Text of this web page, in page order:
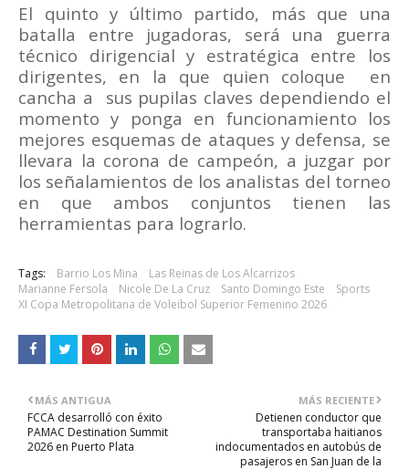
El quinto y último partido, más que una
batalla entre jugadoras, será una guerra
técnico dirigencial y estratégica entre los
dirigentes, en la que quien coloque
en
cancha a
sus pupilas claves dependiendo el
momento y ponga en funcionamiento los
mejores esquemas de ataques y defensa, se
llevara la corona de campeón, a juzgar por
los señalamientos de los analistas del torneo
en que ambos conjuntos tienen las
herramientas para lograrlo.
Tags: Barrio Los Mina
Las Reinas de Los Alcarrizos
Marianne Fersola
Nicole De La Cruz Santo Domingo Este
Sports
XI Copa Metropolitana de Voleibol Superior Femenino 2026
MÁS RECIENTE
Detienen conductor que
transportaba haitianos
indocumentados en autobús de
pasajeros en San Juan de la
MÁS ANTIGUA
FCCA desarrolló con éxito
PAMAC Destination Summit
2026 en Puerto Plata